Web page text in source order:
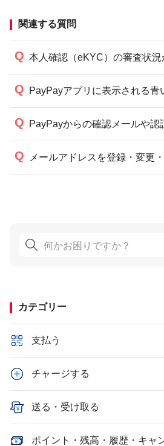
関連する質問
本人確認（eKYC）の審査状況
PayPayアプリに表示される青
PayPayからの確認メールや認
メールアドレスを登録・変更
カテゴリー
支払う
チャージする
送る・受け取る
ポイント・残高・履歴・キャ